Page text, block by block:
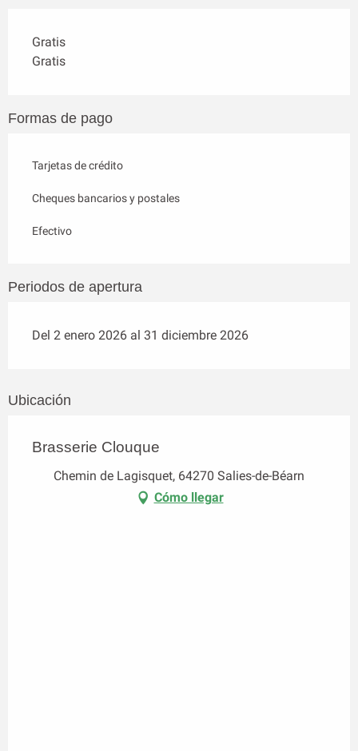
Gratis
Gratis
Formas de pago
Tarjetas de crédito
Cheques bancarios y postales
Efectivo
Periodos de apertura
Del 2 enero 2026 al 31 diciembre 2026
Ubicación
Brasserie Clouque
Chemin de Lagisquet, 64270 Salies-de-Béarn
Cómo llegar